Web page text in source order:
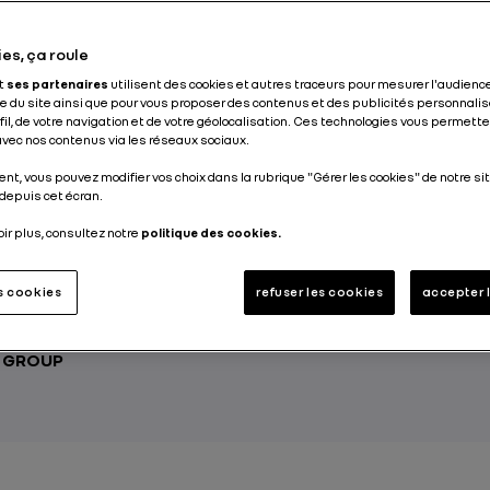
thermique et moteur(s) électrique(s), la
transforme notre regard sur
de l’environnement, plus souple dans son
véhicules bénéficie des technologies les plus
motorisation et de recharge des batteries.
ça roule
ses partenaires utilisent des cookies et autres traceurs pour mesurer
du site ainsi que pour vous proposer des contenus et des publicités
de votre navigation et de votre géolocalisation. Ces technologies vous
nos contenus via les réseaux sociaux.
vous pouvez modifier vos choix dans la rubrique "Gérer les cookies" de notre
cet écran.
plus, consultez notre politique des cookies.
cookies refuser les cookies accepter